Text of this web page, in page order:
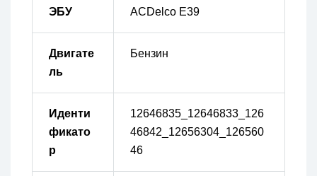
ЭБУ ACDelco E39
Двигате
ль
Бензин
Иденти
фикато
р
12646835_12646833_126
46842_12656304_126560
46